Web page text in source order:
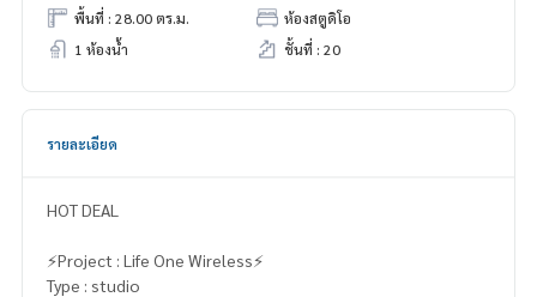
พื้นที่ : 28.00 ตร.ม.
ห้องสตูดิโอ
1 ห้องน้ำ
ชั้นที่ : 20
รายละเอียด
HOT DEAL
⚡️Project : Life One Wireless⚡️
Type : studio